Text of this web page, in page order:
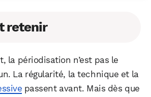
retenir
la périodisation n’est pas le
La régularité, la technique et la
passent avant. Mais dès que